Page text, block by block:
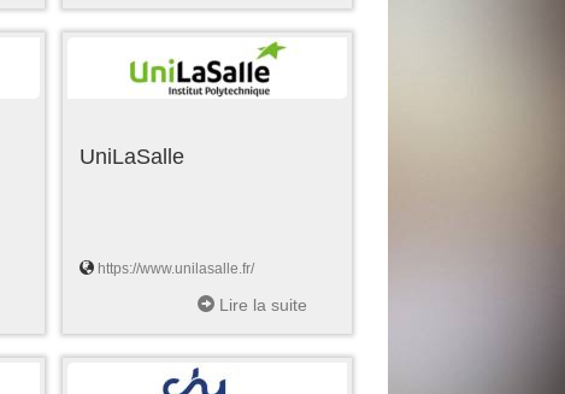
UniLaSalle
https://www.unilasalle.fr/
Lire la suite